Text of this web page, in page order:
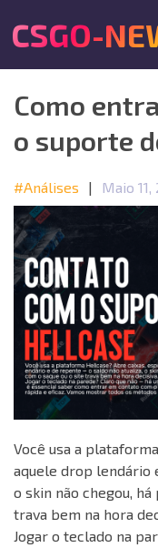
CSGO-
Como
o suporte
#Análises | Maio 11,
Você usa a
aquele drop lendário
o skin não chegou,
trava bem na hora
Jogar o teclado na